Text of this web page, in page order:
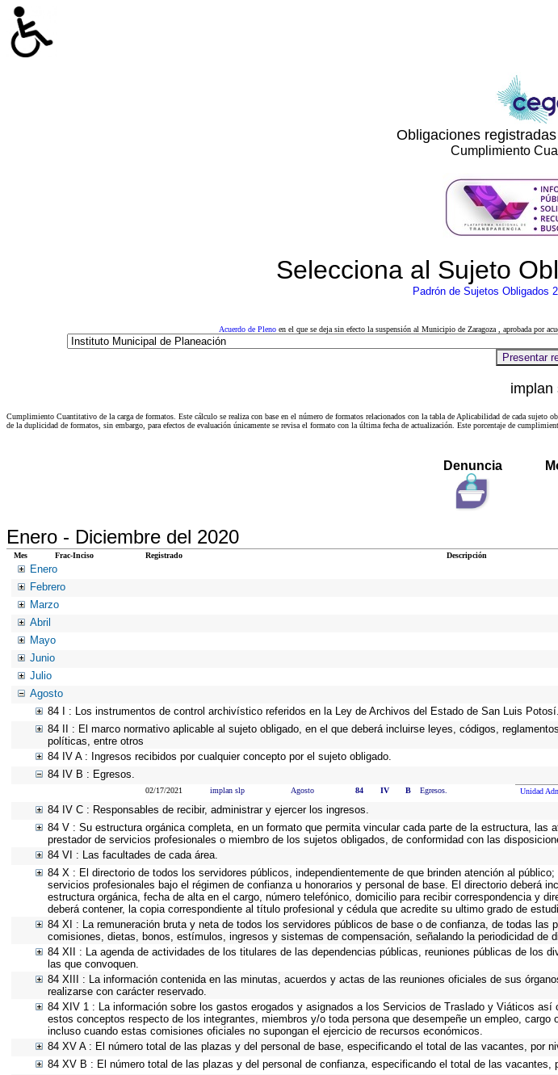
Obligaciones
Cumplimiento
Selecciona al Sujeto
Padrón de Sujetos Obligados
Acuerdo de Pleno en el que se deja sin efecto la suspensión al Municipio de Zaragoza , aprobada por
implan
Cumplimiento Cuantitativo de la carga de formatos. Este cálculo se realiza con base en el número de formatos relacionados con la tabla de Aplicabilidad de cada sujeto
de la duplicidad de formatos, sin embargo, para efectos de evaluación únicamente se revisa el formato con la última fecha de actualización. Este porcentaje de
Denuncia
Enero - Diciembre del 2020
Mes Frac-Inciso Registrado Descripción
Enero
Febrero
Marzo
Abril
Mayo
Junio
Julio
Agosto
84 I : Los instrumentos de control archivístico referidos en la Ley de Archivos del Estado de San Luis Potosí.
84 II : El marco normativo aplicable al sujeto obligado, en el que deberá incluirse leyes, códigos,
políticas, entre otros
84 IV A : Ingresos recibidos por cualquier concepto por el sujeto obligado.
84 IV B : Egresos.
02/17/2021 implan slp Agosto 84 IV B Egresos. Unidad
84 IV C : Responsables de recibir, administrar y ejercer los ingresos.
84 V : Su estructura orgánica completa, en un formato que permita vincular cada parte de la estructura, las
prestador de servicios profesionales o miembro de los sujetos obligados, de conformidad con las
84 VI : Las facultades de cada área.
84 X : El directorio de todos los servidores públicos, independientemente de que brinden atención al
servicios profesionales bajo el régimen de confianza u honorarios y personal de base. El directorio deberá
estructura orgánica, fecha de alta en el cargo, número telefónico, domicilio para recibir correspondencia y
deberá contener, la copia correspondiente al título profesional y cédula que acredite su ultimo grado de
84 XI : La remuneración bruta y neta de todos los servidores públicos de base o de confianza, de todas
comisiones, dietas, bonos, estímulos, ingresos y sistemas de compensación, señalando la periodicidad de
84 XII : La agenda de actividades de los titulares de las dependencias públicas, reuniones públicas de los
las que convoquen.
84 XIII : La información contenida en las minutas, acuerdos y actas de las reuniones oficiales de sus
realizarse con carácter reservado.
84 XIV 1 : La información sobre los gastos erogados y asignados a los Servicios de Traslado y Viáticos
estos conceptos respecto de los integrantes, miembros y/o toda persona que desempeñe un empleo,
incluso cuando estas comisiones oficiales no supongan el ejercicio de recursos económicos.
84 XV A : El número total de las plazas y del personal de base, especificando el total de las vacantes, por
84 XV B : El número total de las plazas y del personal de confianza, especificando el total de las vacantes,